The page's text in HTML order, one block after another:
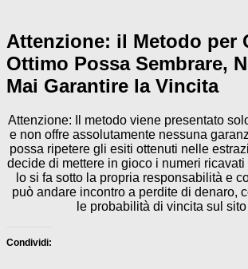
Attenzione: il Metodo per
Ottimo Possa Sembrare,
Mai Garantire la Vincita
Attenzione: Il metodo viene presentato
e non offre assolutamente nessuna
possa ripetere gli esiti ottenuti nelle
decide di mettere in gioco i numeri
lo si fa sotto la propria responsabilità e
può andare incontro a perdite di denaro,
le probabilità di vincita sul sito
Condividi: